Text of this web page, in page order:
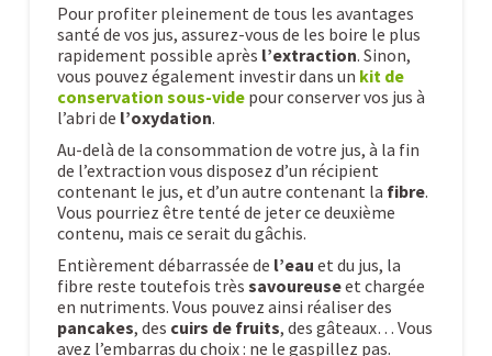
Pour profiter pleinement de tous les avantages
santé de vos jus, assurez-vous de les boire le plus
rapidement possible après l’extraction. Sinon,
vous pouvez également investir dans un kit de
conservation sous-videpour conserver vos jus à
l’abri de l’oxydation.
Au-delà de la consommation de votre jus, à la fin
de l’extraction vous disposez d’un récipient
contenant le jus, et d’un autre contenant la fibre.
Vous pourriez être tenté de jeter ce deuxième
contenu, mais ce serait du gâchis.
Entièrement débarrassée de l’eau et du jus, la
fibre reste toutefois très savoureuseet chargée
en nutriments. Vous pouvez ainsi réaliser des
pancakes, des cuirs de fruits, des gâteaux… Vous
avez l’embarras du choix : ne le gaspillez pas.